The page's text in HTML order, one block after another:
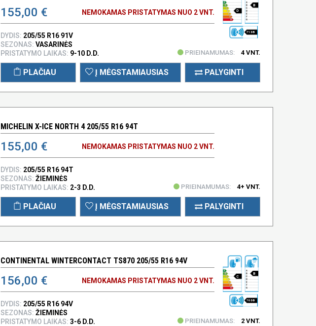
155,00 € NEMOKAMAS PRISTATYMAS NUO 2 VNT. D
B
71 DB
DYDIS: 205/55 R16 91V
SEZONAS: VASARINĖS
PRISTATYMO LAIKAS: 9-10 D.D. PRIEINAMUMAS: 4 VNT.
PLAČIAU Į MĖGSTAMIAUSIAS PALYGINTI
MICHELIN X-ICE NORTH 4 205/55 R16 94T
155,00 € NEMOKAMAS PRISTATYMAS NUO 2 VNT.
DYDIS: 205/55 R16 94T
SEZONAS: ŽIEMINĖS
PRISTATYMO LAIKAS: 2-3 D.D. PRIEINAMUMAS: 4+ VNT.
PLAČIAU Į MĖGSTAMIAUSIAS PALYGINTI
CONTINENTAL WINTERCONTACT TS870 205/55 R16 94V
156,00 € NEMOKAMAS PRISTATYMAS NUO 2 VNT.
C
B
70 DB
DYDIS: 205/55 R16 94V
SEZONAS: ŽIEMINĖS
PRISTATYMO LAIKAS: 3-6 D.D. PRIEINAMUMAS: 2 VNT.